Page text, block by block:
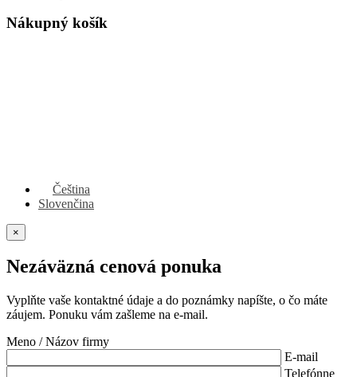
Nákupný košík
Čeština
Slovenčina
×
Nezáväzná cenová ponuka
Vyplňte vaše kontaktné údaje a do poznámky napíšte, o čo máte
záujem. Ponuku vám zašleme na e-mail.
Meno / Názov firmy
E-mail
Telefónne